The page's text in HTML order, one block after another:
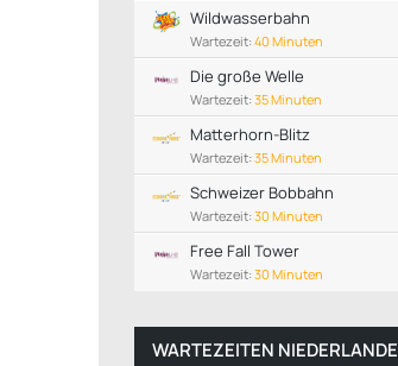
Wildwasserbahn
Wartezeit: 40 Minuten
Die große Welle
Wartezeit: 35 Minuten
Matterhorn-Blitz
Wartezeit: 35 Minuten
Schweizer Bobbahn
Wartezeit: 30 Minuten
Free Fall Tower
Wartezeit: 30 Minuten
WARTEZEITEN NIEDERLANDE